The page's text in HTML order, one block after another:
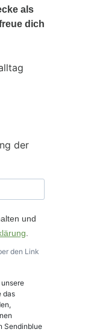
als
dich
der
und
den Link
das
Sendinblue